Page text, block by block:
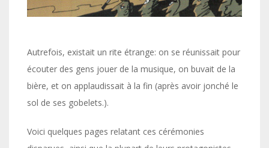
Autrefois, existait un rite étrange: on se réunissait pour
écouter des gens jouer de la musique, on buvait de la
bière, et on applaudissait à la fin (après avoir jonché le
sol de ses gobelets.).
Voici quelques pages relatant ces cérémonies